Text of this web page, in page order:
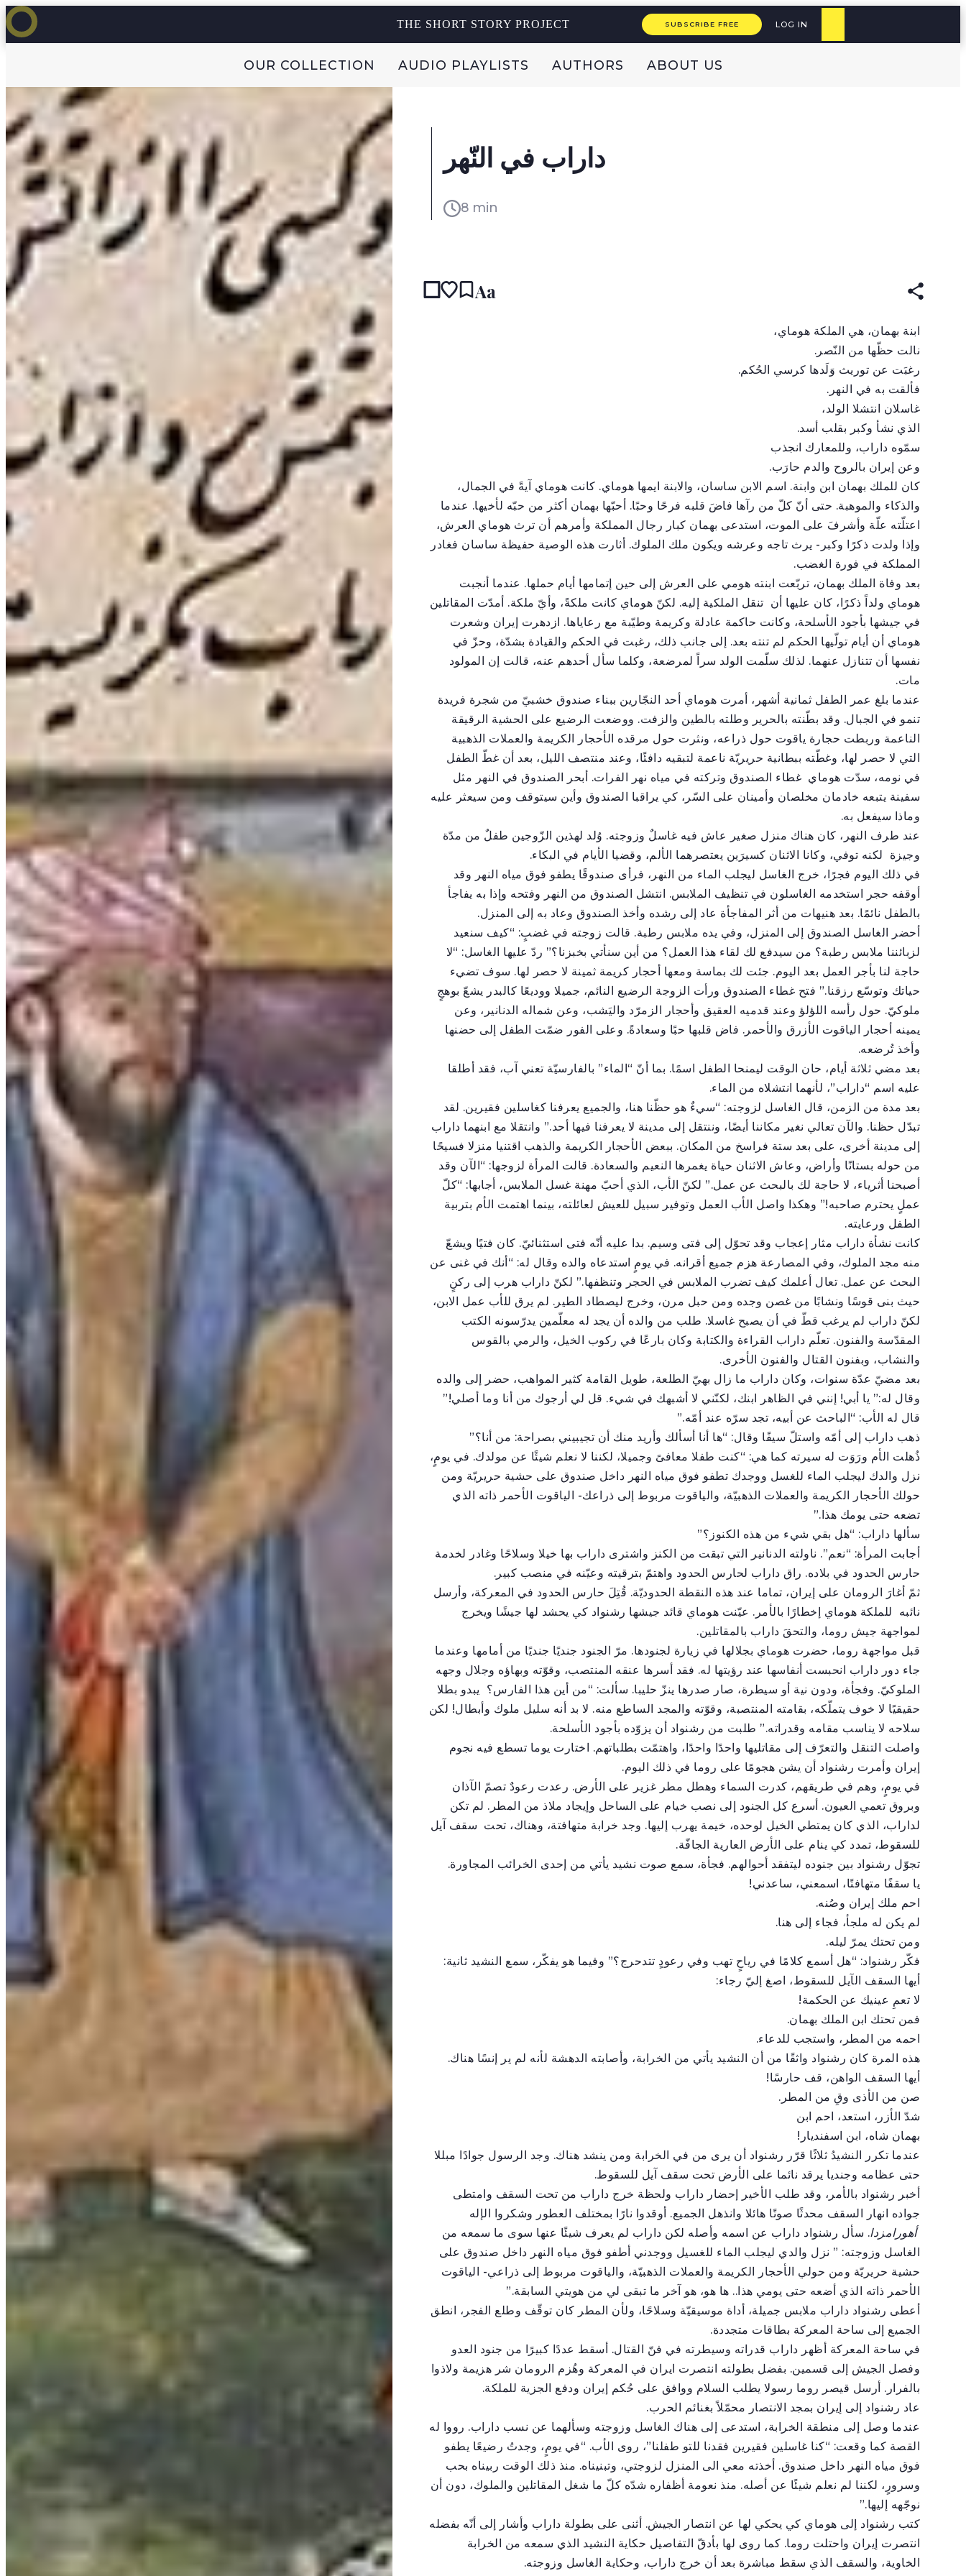
THE SHORT STORY PROJECT SUBSCRIBE FREE LOG IN
OUR COLLECTION AUDIO PLAYLISTS AUTHORS ABOUT US
داراب في النّهر
8 min
Aa
ابنة بهمان، هي الملكة هوماي،
نالت حظّها من النّصر.
رغبَت عن توريث وَلَدها كرسي الحُكم.
فألقت به في النهر.
غاسلان انتشلا الولد،
الذي نشأ وكبر بقلب أسد.
سمّوه داراب، وللمعارك انجذب
وعن إيران بالروح والدم حارَب.
كان للملك بهمان ابن وابنة. اسم الابن ساسان، والابنة ايمها هوماي. كانت هوماي آيةً في الجمال،
والذكاء والموهبة. حتى أنّ كلّ من رآها فاضَ قلبه فرحًا وحبًا. أحبّها بهمان أكثر من حبّه لأخيها. عندما
اعتلّته علّة وأشرفَ على الموت، استدعى بهمان كبار رجال المملكة وأمرهم أن ترث هوماي العرش،
وإذا ولدت ذكرًا وكبر- يرث تاجه وعرشه ويكون ملك الملوك. أثارت هذه الوصية حفيظة ساسان فغادر
المملكة في فورة الغضب.
بعد وفاة الملك بهمان، تربّعت ابنته هومي على العرش إلى حين إتمامها أيام حملها. عندما أنجبت
هوماي ولداً ذكرًا، كان عليها أن تنقل الملكية إليه. لكنّ هوماي كانت ملكةً، وأيّ ملكة. أمدّت المقاتلين
في جيشها بأجود الأسلحة، وكانت حاكمة عادلة وكريمة وطيّبة مع رعاياها. ازدهرت إيران وشعرت
هوماي أن أيام تولّيها الحكم لم تنته بعد. إلى جانب ذلك، رغبت في الحكم والقيادة بشدّة، وحزّ في
نفسها أن تتنازل عنهما. لذلك سلّمت الولد سراً لمرضعة، وكلما سأل أحدهم عنه، قالت إن المولود
مات.
عندما بلغ عمر الطفل ثمانية أشهر، أمرت هوماي أحد النجّارين ببناء صندوق خشبيّ من شجرة فريدة
تنمو في الجبال. وقد بطّنته بالحرير وطلته بالطين والزفت. ووضعت الرضيع على الحشية الرقيقة
الناعمة وربطت حجارة ياقوت حول ذراعه، ونثرت حول مرقده الأحجار الكريمة والعملات الذهبية
التي لا حصر لها، وغطّته ببطانية حريريّة ناعمة لتبقيه دافئًا، وعند منتصف الليل، بعد أن غطّ الطفل
في نومه، سدّت هوماي غطاء الصندوق وتركته في مياه نهر الفرات. أبحر الصندوق في النهر مثل
سفينة يتبعه خادمان مخلصان وأمينان على السّر، كي يراقبا الصندوق وأين سيتوقف ومن سيعثر عليه
وماذا سيفعل به.
عند طرف النهر، كان هناك منزل صغير عاش فيه غاسلٌ وزوجته. وُلد لهذين الزّوجين طفلٌ من مدّة
وجيزة لكنه توفي، وكانا الاثنان كسيرَين يعتصرهما الألم، وقضيا الأيام في البكاء.
في ذلك اليوم فجرًا، خرج الغاسل ليجلب الماء من النهر، فرأى صندوقًا يطفو فوق مياه النهر وقد
أوقفه حجر استخدمه الغاسلون في تنظيف الملابس. انتشل الصندوق من النهر وفتحه وإذا به يفاجأ
بالطفل نائمًا. بعد هنيهات من أثر المفاجأة عاد إلى رشده وأخذ الصندوق وعاد به إلى المنزل.
أحضر الغاسل الصندوق إلى المنزل، وفي يده ملابس رطبة. قالت زوجته في غضبٍ: “كيف سنعيد
لزبائننا ملابس رطبة؟ من سيدفع لك لقاء هذا العمل؟ من أين سنأتي بخبزنا؟” ردّ عليها الغاسل: “لا
حاجة لنا بأجر العمل بعد اليوم. جئت لك بماسة ومعها أحجار كريمة ثمينة لا حصر لها. سوف تضيء
حياتك وتوسّع رزقنا.” فتح غطاء الصندوق ورأت الزوجة الرضيع النائم، جميلا ووديعًا كالبدر يشعّ بوهجٍ
ملوكيّ. حول رأسه اللؤلؤ وعند قدميه العقيق وأحجار الزمرّد واليَشب، وعن شماله الدنانير، وعن
يمينه أحجار الياقوت الأزرق والأحمر. فاض قلبها حبًا وسعادةً. وعلى الفور ضمّت الطفل إلى حضنها
وأخذ تُرضعه.
بعد مضي ثلاثة أيام، حان الوقت ليمنحا الطفل اسمًا. بما أنّ “الماء” بالفارسيّة تعني آب، فقد أطلقا
عليه اسم “داراب”، لأنهما انتشلاه من الماء.
بعد مدة من الزمن، قال الغاسل لزوجته: “سيءٌ هو حظّنا هنا، والجميع يعرفنا كغاسلين فقيرين. لقد
تبدّل حظنا. والآن تعالي نغير مكاننا أيضًا، وننتقل إلى مدينة لا يعرفنا فيها أحد.” وانتقلا مع ابنهما داراب
إلى مدينة أخرى، على بعد ستة فراسخ من المكان. ببعض الأحجار الكريمة والذهب اقتنيا منزلا فسيحًا
من حوله بستانًا وأراض، وعاش الاثنان حياة يغمرها النعيم والسعادة. قالت المرأة لزوجها: “الآن وقد
أصبحنا أثرياء، لا حاجة لك بالبحث عن عمل.” لكنّ الأب، الذي أحبّ مهنة غسل الملابس، أجابها: “كلّ
عملٍ يحترم صاحبه!” وهكذا واصل الأب العمل وتوفير سبيل للعيش لعائلته، بينما اهتمت الأم بتربية
الطفل ورعايته.
كانت نشأة داراب مثار إعجاب وقد تحوّل إلى فتى وسيم. بدا عليه أنّه فتى استثنائيّ. كان فتيًا ويشعّ
منه مجد الملوك، وفي المصارعة هزم جميع أقرانه. في يومٍ استدعاه والده وقال له: “أنك في غنى عن
البحث عن عمل. تعال أعلمك كيف تضرب الملابس في الحجر وتنظفها.” لكنّ داراب هرب إلى ركنٍ
حيث بنى قوسًا ونشابًا من غصن وجده ومن حبل مرن، وخرج ليصطاد الطير. لم يرق للأب عمل الابن،
لكنّ داراب لم يرغب قطّ في أن يصبح غاسلا. طلب من والده أن يجد له معلّمين يدرّسونه الكتب
المقدّسة والفنون. تعلّم داراب القراءة والكتابة وكان بارعًا في ركوب الخيل، والرمي بالقوس
والنشاب، وبفنون القتال والفنون الأخرى.
بعد مضيّ عدّة سنوات، وكان داراب ما زال بهيّ الطلعة، طويل القامة كثير المواهب، حضر إلى والده
وقال له:” يا أبي! إنني في الظاهر ابنك، لكنّني لا أشبهك في شيء. قل لي أرجوك من أنا وما أصلي!”
قال له الأب: “الباحث عن أبيه، تجد سرّه عند أمّه.”
ذهب داراب إلى أمّه واستلّ سيفًا وقال: “ها أنا أسألك وأريد منك أن تجيبيني بصراحة: من أنا؟”
ذُهلت الأم ورَوَت له سيرته كما هي: “كنت طفلا معافىً وجميلا، لكننا لا نعلم شيئًا عن مولدك. في يومٍ،
نزل والدك ليجلب الماء للغسل ووجدك تطفو فوق مياه النهر داخل صندوق على حشية حريريّة ومن
حولك الأحجار الكريمة والعملات الذهبيّة، والياقوت مربوط إلى ذراعك- الياقوت الأحمر ذاته الذي
تضعه حتى يومك هذا.”
سألها داراب: “هل بقي شيء من هذه الكنوز؟”
أجابت المرأة: “نعم”. ناولته الدنانير التي تبقت من الكنز واشترى داراب بها خيلا وسلاحًا وغادر لخدمة
حارس الحدود في بلاده. راق داراب لحارس الحدود واهتمّ بترقيته وعيّنه في منصب كبير.
ثمّ أغارَ الرومان على إيران، تماما عند هذه النقطة الحدوديّة. قُتِلَ حارس الحدود في المعركة، وأرسل
نائبه للملكة هوماي إخطارًا بالأمر. عيّنت هوماي قائد جيشها رشنواد كي يحشد لها جيشًا ويخرج
لمواجهة جيش روما، والتحقَ داراب بالمقاتلين.
قبل مواجهة روما، حضرت هوماي بجلالها في زيارة لجنودها. مرّ الجنود جنديًا جنديًا من أمامها وعندما
جاء دور داراب انحبست أنفاسها عند رؤيتها له. فقد أسرها عنقه المنتصب، وقوّته وبهاؤه وجلال وجهه
الملوكيّ. وفجأة، ودون نية أو سيطرة، صار صدرها ينزّ حليبا. سألت: “من أين هذا الفارس؟ يبدو بطلا
حقيقيًا لا خوف يتملّكه، بقامته المنتصبة، وقوّته والمجد الساطع منه. لا بد أنه سليل ملوك وأبطال! لكن
سلاحه لا يناسب مقامه وقدراته.” طلبت من رشنواد أن يزوّده بأجود الأسلحة.
واصلت التنقل والتعرّف إلى مقاتليها واحدًا واحدًا، واهتمّت بطلباتهم. اختارت يوما تسطع فيه نجوم
إيران وأمرت رشنواد أن يشن هجومًا على روما في ذلك اليوم.
في يومٍ، وهم في طريقهم، كدرت السماء وهطل مطر غزير على الأرض. رعدت رعودٌ تصمّ الآذان
وبروق تعمي العيون. أسرع كل الجنود إلى نصب خيام على الساحل وإيجاد ملاذ من المطر. لم تكن
لداراب، الذي كان يمتطي الخيل لوحده، خيمة يهرب إليها. وجد خرابة متهافتة، وهناك، تحت سقف آيل
للسقوط، تمدد كي ينام على الأرض العارية الجافّة.
تجوّل رشنواد بين جنوده ليتفقد أحوالهم. فجأة، سمع صوت نشيد يأتي من إحدى الخرائب المجاورة.
يا سقفًا متهافتًا، اسمعني، ساعدني!
احم ملك إيران وصُنه.
لم يكن له ملجأ، فجاء إلى هنا.
ومن تحتك يمرّ ليله.
فكّر رشنواد: “هل أسمع كلامًا في رياحٍ تهب وفي رعودٍ تتدحرج؟” وفيما هو يفكّر، سمع النشيد ثانية:
أيها السقف الآيل للسقوط، اصغ إليّ رجاء:
لا تعمِ عينيك عن الحكمة!
فمن تحتك ابن الملك بهمان.
احمه من المطر، واستجب للدعاء.
هذه المرة كان رشنواد واثقًا من أن النشيد يأتي من الخرابة، وأصابته الدهشة لأنه لم ير إنسًا هناك.
أيها السقف الواهن، قف حارسًا!
صن من الأذى وقِ من المطر.
شدّ الأزر، استعد، احم ابن
بهمان شاه، ابن اسفنديار!
عندما تكرر النشيدُ ثلاثًا قرّر رشنواد أن يرى من في الخرابة ومن ينشد هناك. وجد الرسول جوادًا مبللا
حتى عظامه وجنديا يرقد نائما على الأرض تحت سقف آيل للسقوط.
أخبر رشنواد بالأمر، وقد طلب الأخير إحضار داراب ولحظة خرج داراب من تحت السقف وامتطى
جواده انهار السقف محدثًا صوتًا هائلا وانذهل الجميع. أوقدوا نارًا بمختلف العطور وشكروا الإله
أهورامزدا. سأل رشنواد داراب عن اسمه وأصله لكن داراب لم يعرف شيئًا عنها سوى ما سمعه من
الغاسل وزوجته: ” نزل والدي ليجلب الماء للغسيل ووجدني أطفو فوق مياه النهر داخل صندوق على
حشية حريريّة ومن حولي الأحجار الكريمة والعملات الذهبيّة، والياقوت مربوط إلى ذراعي- الياقوت
الأحمر ذاته الذي أضعه حتى يومي هذا.. ها هو، هو آخر ما تبقى لي من هويتي السابقة.”
أعطى رشنواد داراب ملابس جميلة، أداة موسيقيّة وسلاحًا، ولأن المطر كان توقّف وطلع الفجر، انطق
الجميع إلى ساحة المعركة بطاقات متجددة.
في ساحة المعركة أظهر داراب قدراته وسيطرته في فنّ القتال. أسقط عددًا كبيرًا من جنود العدو
وفصل الجيش إلى قسمين. بفضل بطولته انتصرت ايران في المعركة وهُزم الرومان شر هزيمة ولاذوا
بالفرار. أرسل قيصر روما رسولا يطلب السلام ووافق على حُكم إيران ودفع الجزية للملكة.
عاد رشنواد إلى إيران بمجد الانتصار محمّلاً بغنائم الحرب.
عندما وصل إلى منطقة الخرابة، استدعى إلى هناك الغاسل وزوجته وسألهما عن نسب داراب. رووا له
القصة كما وقعت: “كنا غاسلين فقيرين فقدنا للتو طفلنا”، روى الأب. “في يومٍ، وجدتُ رضيعًا يطفو
فوق مياه النهر داخل صندوق. أخذته معي الى المنزل لزوجتي، وتبنيناه. منذ ذلك الوقت ربيناه بحب
وسرورٍ، لكننا لم نعلم شيئًا عن أصله. منذ نعومة أظفاره شدّه كلّ ما شغل المقاتلين والملوك، دون أن
نوجّهه إليها.”
كتب رشنواد إلى هوماي كي يحكي لها عن انتصار الجيش. أثنى على بطولة داراب وأشار إلى أنّه بفضله
انتصرت إيران واحتلت روما. كما روى لها بأدقّ التفاصيل حكاية النشيد الذي سمعه من الخرابة
الخاوية، والسقف الذي سقط مباشرة بعد أن خرج داراب، وحكاية الغاسل وزوجته.